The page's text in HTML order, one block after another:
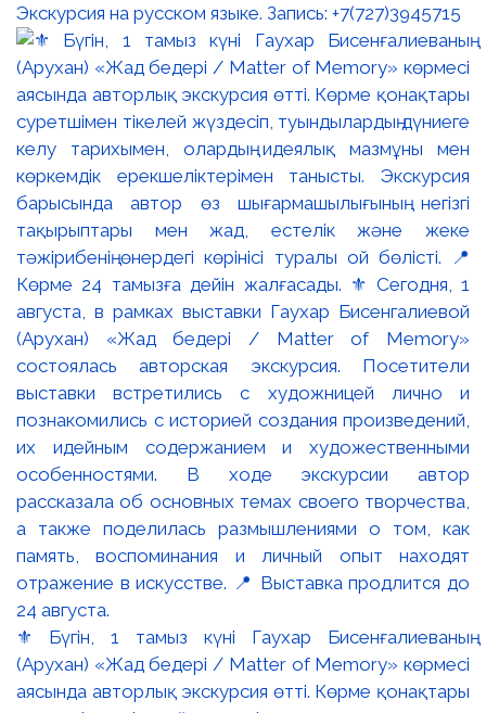
Экскурсия на русском языке. Запись: +7(727)3945715
⚜️ Бүгін, 1 тамыз күні Гаухар Бисенғалиеваның
(Арухан) «Жад бедері / Matter of Memory» көрмесі
аясында авторлық экскурсия өтті. Көрме қонақтары